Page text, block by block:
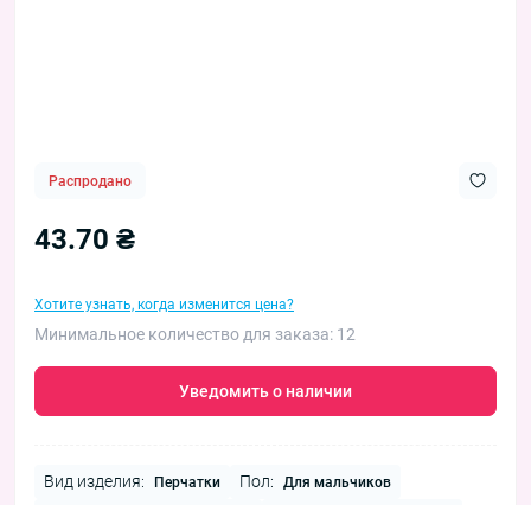
Распродано
43.70 ₴
Хотите узнать, когда изменится цена?
Минимальное количество для заказа: 12
Уведомить о наличии
Вид изделия: Перчатки Пол: Для мальчиков